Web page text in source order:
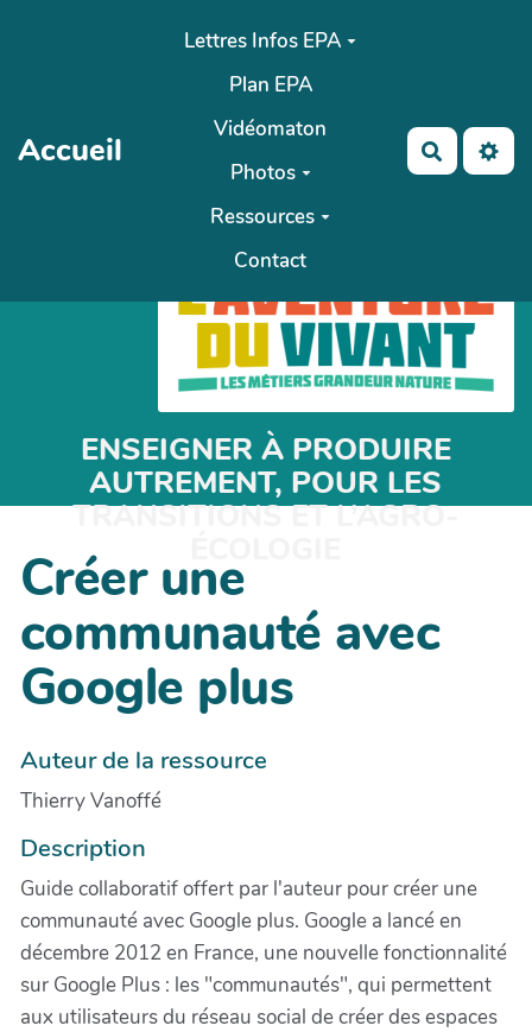
Aller au contenu principal
Accueil
Lettres Infos EPA
Plan EPA
Vidéomaton
Photos
Ressources
Contact
ENSEIGNER À PRODUIRE
AUTREMENT, POUR LES
TRANSITIONS ET L’AGRO-
Créer une
communauté avec
Google plus
Auteur de la ressource
Thierry Vanoffé
Description
Guide collaboratif offert par l'auteur pour créer une
communauté avec Google plus. Google a lancé en
décembre 2012 en France, une nouvelle fonctionnalité
sur Google Plus : les "communautés", qui permettent
aux utilisateurs du réseau social de créer des espaces